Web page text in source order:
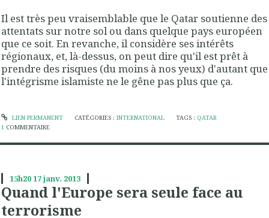
Il est très peu vraisemblable que le Qatar soutienne des
attentats sur notre sol ou dans quelque pays européen
que ce soit. En revanche, il considère ses intérêts
régionaux, et, là-dessus, on peut dire qu'il est prêt à
prendre des risques (du moins à nos yeux) d'autant que
l'intégrisme islamiste ne le gêne pas plus que ça.
LIEN PERMANENT CATÉGORIES : INTERNATIONAL TAGS : QATAR
1 COMMENTAIRE
15h2017janv. 2013
Quand l'Europe sera seule face au
terrorisme